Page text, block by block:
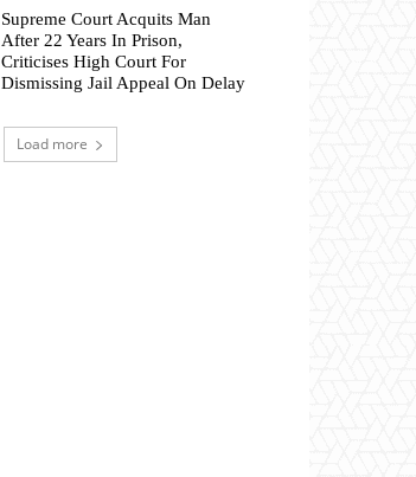
Supreme Court Acquits Man
After 22 Years In Prison,
Criticises High Court For
Dismissing Jail Appeal On Delay
Load more